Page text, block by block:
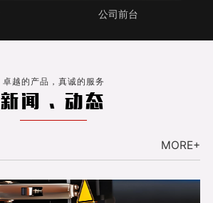
公司前台
卓越的产品，真诚的服务
新闻 . 动态
MORE+